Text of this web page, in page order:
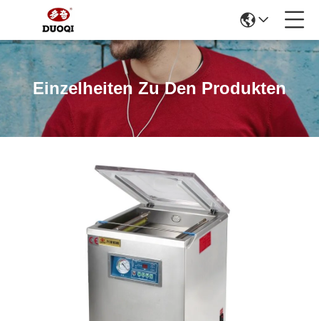
Einzelheiten Zu Den Produkten